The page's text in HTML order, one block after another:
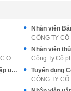
Nhân viên
CÔNG TY
Nhân viên
Công Ty Cổ
Trưởng phòng thiết kế thời trang tại Hà Nội - Thu nhập upto 30tr+++
Tuyển dụng